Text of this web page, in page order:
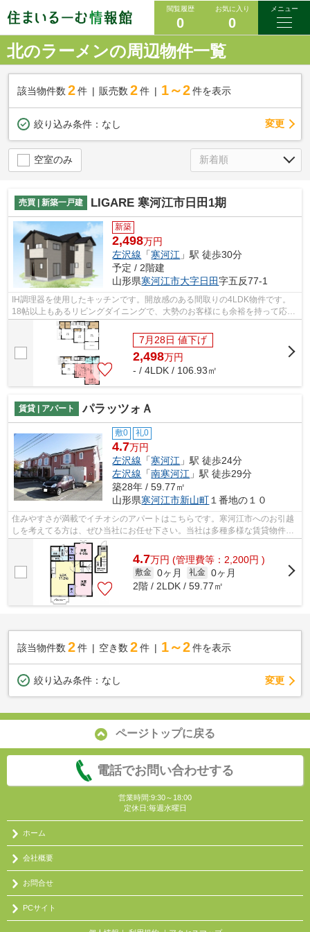
閲覧履歴
0
お気に入り
0
メニュー
北のラーメンの周辺物件一覧
該当物件数 2件 販売数 2 件 1～2 件を表示
絞り込み条件： なし 変更
空室のみ
売買 | 新築一戸建 LIGARE 寒河江市日田1期
新築
2,498万円
左沢線 「寒河江 」駅 徒歩30分
予定 / 2階建
山形県寒河江市大字日田字五反77-1
IH調理器を使用したキッチンです。開放感のある間取りの4LDK物件です。
18帖以上もあるリビングダイニングで、大勢のお客様にも余裕を持って応対
できます。お財布にも優しい、2,798万円...
7月28日 値下げ
2,498万円
- / 4LDK / 106.93㎡
賃貸 | アパート パラッツォＡ
敷0 礼0
4.7万円
左沢線 「寒河江 」駅 徒歩24分
左沢線 「南寒河江 」駅 徒歩29分
築28年 / 59.77㎡
山形県寒河江市新山町 １番地の１０
住みやすさが満載でイチオシのアパートはこちらです。寒河江市へのお引越
しを考えてる方は、ぜひ当社にお任せ下さい。当社は多種多様な賃貸物件を
取り扱っており、お客様のニーズに合...
4.7万円 (管理費等：2,200円 )
敷金 0ヶ月 礼金 0ヶ月
2階 / 2LDK / 59.77㎡
該当物件数 2件 空き数 2 件 1～2 件を表示
絞り込み条件： なし 変更
ページトップに戻る
電話でお問い合わせする
営業時間:9:30～18:00
定休日:毎週水曜日
ホーム
会社概要
お問合せ
PCサイト